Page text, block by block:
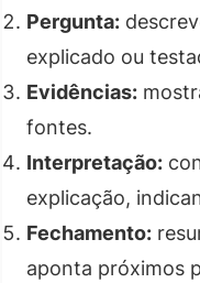
Pergunta:
explicado ou
Evidências:
fontes.
Interpretação:
explicação,
Fechamento:
aponta próximos